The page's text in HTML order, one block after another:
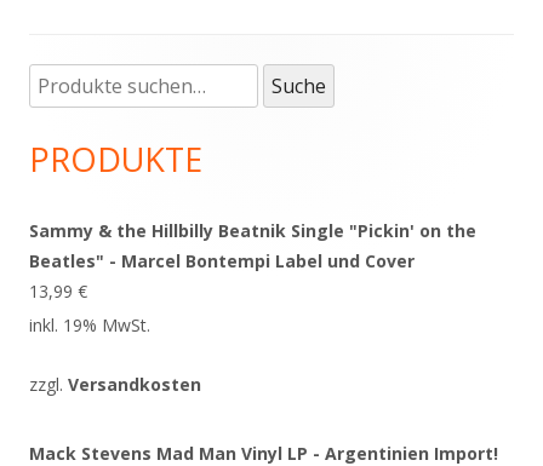
Haupt-
Seitenleiste
Suche
nach:
Suche
PRODUKTE
Sammy & the Hillbilly Beatnik Single "Pickin' on the
Beatles" - Marcel Bontempi Label und Cover
13,99 €
inkl. 19% MwSt.
zzgl. Versandkosten
Mack Stevens Mad Man Vinyl LP - Argentinien Import!